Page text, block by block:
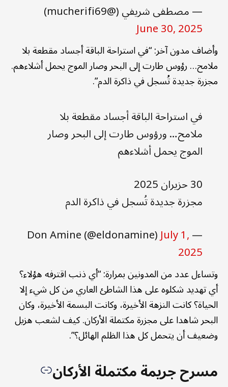
— مصطفى شريفي (@mucherifi69)
June 30, 2025
وأضاف مدون آخر: “في استراحة الباقة أجساد مقطعة بلا
ملامح… رؤوس طارت إلى البحر وصار الموج يحمل أشلاءهم.
مجزرة جديدة تُسجل في ذاكرة الدم”.
في استراحة الباقة أجساد مقطعة بلا
ملامح… ورؤوس طارت إلى البحر وصار
الموج يحمل أشلاءهم
30 حزيران 2025
مجزرة جديدة تُسجل في ذاكرة الدم
— Don Amine (@eldonamine)
July 1,
2025
وتساءل عدد من المدونين بمرارة: “أي ذنب اقترفه هؤلاء؟
أي تهديد شكلوه على هذا الشاطئ العاري من كل شيء إلا
الحياة؟ كانت النزهة الأخيرة، وكانت البسمة الأخيرة، وكان
البحر شاهدا على مجزرة مكتملة الأركان. كيف لشعب هزيل
وضعيف أن يتحمل كل هذا الظلم الهائل؟”.
مسرح جريمة مكتملة الأركان